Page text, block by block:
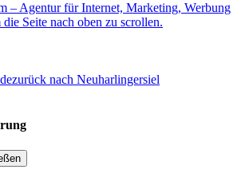
– Agentur für Internet, Marketing, Werbung
Seite nach oben zu scrollen.
zurück nach Neuharlingersiel